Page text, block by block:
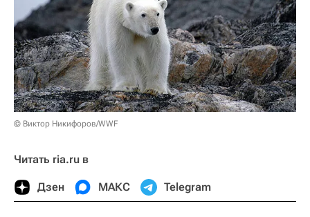
© Виктор Никифоров/WWF
Читать ria.ru в
Дзен МАКС Telegram